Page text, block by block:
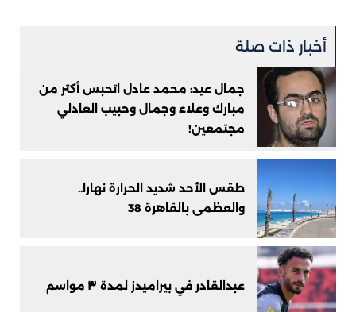
أخبار ذات صلة
جمال عيد: محمد عادل اتحبس أكتر من
مبارك وعلاء وجمال وحبيب العادلي
مجتمعين!
طقس الأحد شديد الحرارة نهارا..
والعظمى بالقاهرة 38
عبدالقادر في بيراميدز لمدة ٣ مواسم